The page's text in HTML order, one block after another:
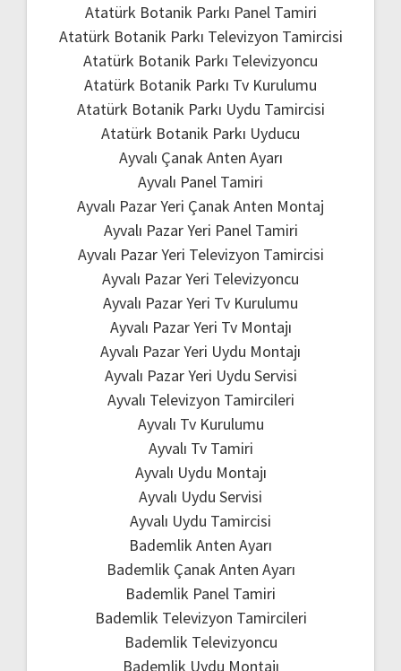
Atatürk Botanik Parkı Panel Tamiri
Atatürk Botanik Parkı Televizyon Tamircisi
Atatürk Botanik Parkı Televizyoncu
Atatürk Botanik Parkı Tv Kurulumu
Atatürk Botanik Parkı Uydu Tamircisi
Atatürk Botanik Parkı Uyducu
Ayvalı Çanak Anten Ayarı
Ayvalı Panel Tamiri
Ayvalı Pazar Yeri Çanak Anten Montaj
Ayvalı Pazar Yeri Panel Tamiri
Ayvalı Pazar Yeri Televizyon Tamircisi
Ayvalı Pazar Yeri Televizyoncu
Ayvalı Pazar Yeri Tv Kurulumu
Ayvalı Pazar Yeri Tv Montajı
Ayvalı Pazar Yeri Uydu Montajı
Ayvalı Pazar Yeri Uydu Servisi
Ayvalı Televizyon Tamircileri
Ayvalı Tv Kurulumu
Ayvalı Tv Tamiri
Ayvalı Uydu Montajı
Ayvalı Uydu Servisi
Ayvalı Uydu Tamircisi
Bademlik Anten Ayarı
Bademlik Çanak Anten Ayarı
Bademlik Panel Tamiri
Bademlik Televizyon Tamircileri
Bademlik Televizyoncu
Bademlik Uydu Montajı